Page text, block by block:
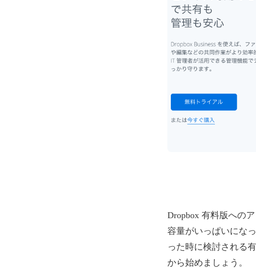
Dropbox 有料版への
容量がいっぱいにな
った時に検討される
から始めましょう。